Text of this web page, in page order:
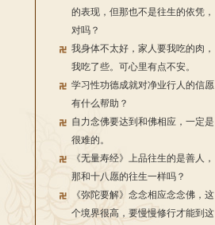
的表现，但那也不是往生的依凭，
对吗？
我身体不太好，家人要我吃的肉，
我吃了些。可心里有点不安。
学习性功德成就对净业行人的信愿
有什么帮助？
自力念佛要达到和佛相应，一定是
很难的。
《无量寿经》上品往生的是善人，
那和十八愿的往生一样吗？
《弥陀要解》念念相应念念佛，这
个境界很高，要慢慢修行才能到这